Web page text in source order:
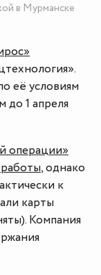
в Мурманске
её условиям
1 апреля
операции»
, однако
к
карты
Компания